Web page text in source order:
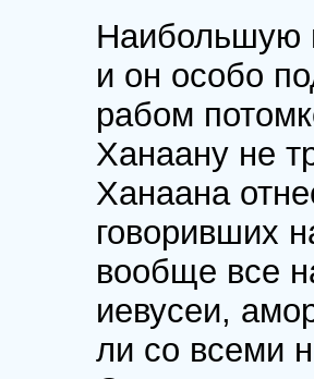
Наибольшую
и он особо
рабом
Ханаану не
Ханаана
говоривших
вообще все
иевусеи,
ли со всеми